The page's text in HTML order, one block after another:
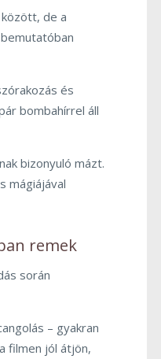
de a
és
bombahírrel áll
bizonyuló mázt.
mágiájával
remek
során
– gyakran
filmen jól átjön,